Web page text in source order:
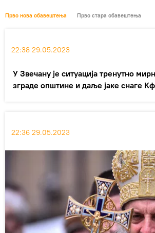
Прво нова обавештења Прво стара обавештења
22:38 29.05.2023
У Звечану је ситуација тренутно
зграде општине и даље јаке снаге
22:36 29.05.2023